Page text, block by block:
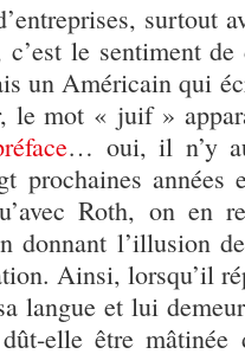
surtout
le sentiment
un Américain qui
le mot « juif »
… oui, il n’y
prochaines
Roth, on en
donnant l’illusion
Ainsi, lorsqu’il
langue et lui
elle être mâtinée